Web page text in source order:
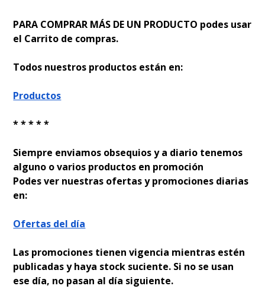
PARA COMPRAR MÁS DE UN PRODUCTO podes usar
el Carrito de compras.
Todos nuestros productos están en:
Productos
* * * * *
Siempre enviamos obsequios y a diario tenemos
alguno o varios productos en promoción
Podes ver nuestras ofertas y promociones diarias
en:
Ofertas del día
Las promociones tienen vigencia mientras estén
publicadas y haya stock suficiente. Si no se usan
ese día, no pasan al día siguiente.